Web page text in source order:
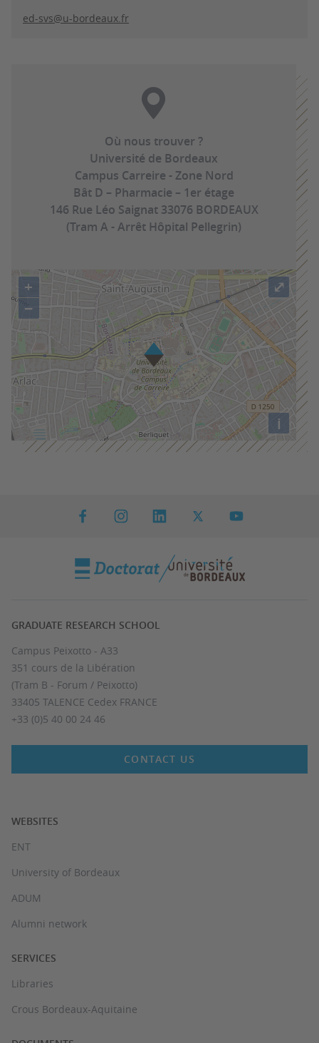
ed-svs@u-bordeaux.fr
Où nous trouver ?
Université de Bordeaux
Campus Carreire - Zone Nord
Bât D – Pharmacie – 1er étage
146 Rue Léo Saignat 33076 BORDEAUX
(Tram A - Arrêt Hôpital Pellegrin)
+
−
i
⤢
GRADUATE RESEARCH SCHOOL
Campus Peixotto - A33
351 cours de la Libération
(Tram B - Forum / Peixotto)
33405 TALENCE Cedex FRANCE
+33 (0)5 40 00 24 46
CONTACT US
WEBSITES
ENT
University of Bordeaux
ADUM
Alumni network
SERVICES
Libraries
Crous Bordeaux-Aquitaine